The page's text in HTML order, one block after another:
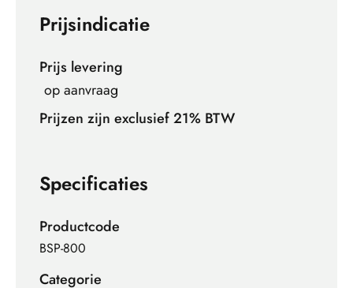
Prijsindicatie
Prijs levering
op aanvraag
Prijzen zijn exclusief 21% BTW
Specificaties
Productcode
BSP-800
Categorie